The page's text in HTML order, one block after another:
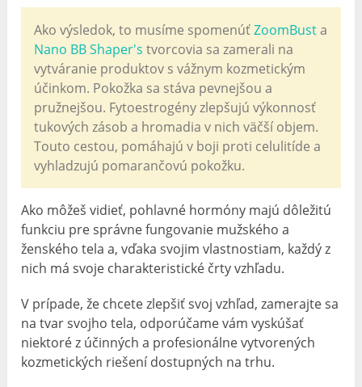
Ako výsledok, to musíme spomenúťZoomBusta
Nano BB Shaper's tvorcovia sa zamerali na
vytváranie produktov s vážnym kozmetickým
účinkom. Pokožka sa stáva pevnejšou a
pružnejšou. Fytoestrogény zlepšujú výkonnosť
tukových zásob a hromadia v nich väčší objem.
Touto cestou, pomáhajú v boji proti celulitíde a
vyhladzujú pomarančovú pokožku.
Ako môžeš vidieť, pohlavné hormóny majú dôležitú
funkciu pre správne fungovanie mužského a
ženského tela a, vďaka svojim vlastnostiam, každý z
nich má svoje charakteristické črty vzhľadu.
V prípade, že chcete zlepšiť svoj vzhľad, zamerajte sa
na tvar svojho tela, odporúčame vám vyskúšať
niektoré z účinných a profesionálne vytvorených
kozmetických riešení dostupných na trhu.